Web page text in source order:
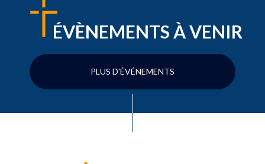
ÉVÈNEMENTS À VENIR
PLUS D'ÉVÉNEMENTS